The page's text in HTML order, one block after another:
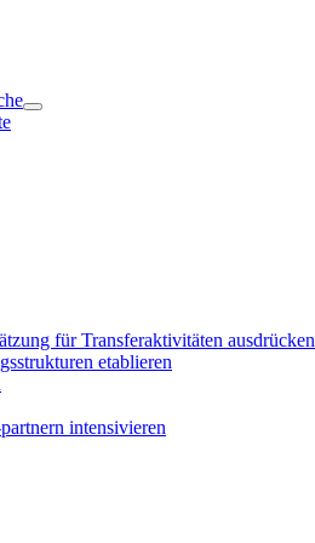
für Transferaktivitäten ausdrücken
etablieren
intensivieren